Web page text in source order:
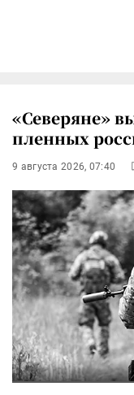
«Северяне»
пленных
9 августа 2026, 07:40